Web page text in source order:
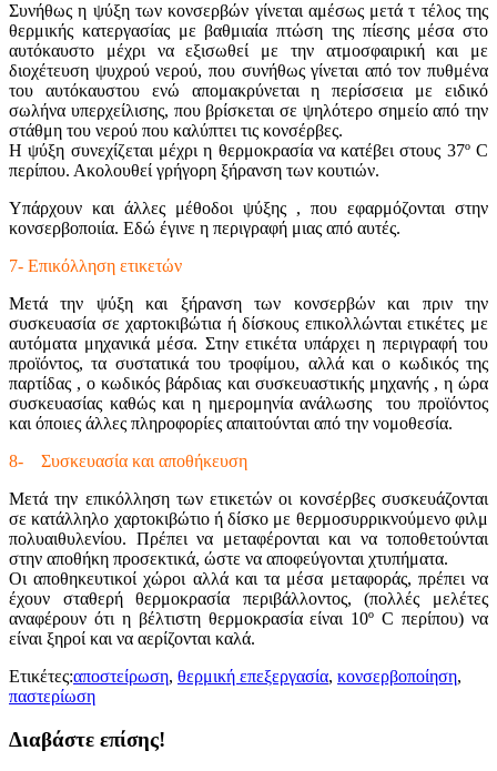
Συνήθως η ψύξη των κονσερβών γίνεται αμέσως μετά τ τέλος της
θερμικής κατεργασίας με βαθμιαία πτώση της πίεσης μέσα στο
αυτόκαυστο μέχρι να εξισωθεί με την ατμοσφαιρική και με
διοχέτευση ψυχρού νερού, που συνήθως γίνεται από τον πυθμένα
του αυτόκαυστου ενώ απομακρύνεται η περίσσεια με ειδικό
σωλήνα υπερχείλισης, που βρίσκεται σε ψηλότερο σημείο από την
στάθμη του νερού που καλύπτει τις κονσέρβες.
Η ψύξη συνεχίζεται μέχρι η θερμοκρασία να κατέβει στους 37º C
περίπου. Ακολουθεί γρήγορη ξήρανση των κουτιών.
Υπάρχουν και άλλες μέθοδοι ψύξης , που εφαρμόζονται στην
κονσερβοποιία. Εδώ έγινε η περιγραφή μιας από αυτές.
7- Επικόλληση ετικετών
Μετά την ψύξη και ξήρανση των κονσερβών και πριν την
συσκευασία σε χαρτοκιβώτια ή δίσκους επικολλώνται ετικέτες με
αυτόματα μηχανικά μέσα. Στην ετικέτα υπάρχει η περιγραφή του
προϊόντος, τα συστατικά του τροφίμου, αλλά και ο κωδικός της
παρτίδας , ο κωδικός βάρδιας και συσκευαστικής μηχανής , η ώρα
συσκευασίας καθώς και η ημερομηνία ανάλωσης του προϊόντος
και όποιες άλλες πληροφορίες απαιτούνται από την νομοθεσία.
8- Συσκευασία και αποθήκευση
Μετά την επικόλληση των ετικετών οι κονσέρβες συσκευάζονται
σε κατάλληλο χαρτοκιβώτιο ή δίσκο με θερμοσυρρικνούμενο φιλμ
πολυαιθυλενίου. Πρέπει να μεταφέρονται και να τοποθετούνται
στην αποθήκη προσεκτικά, ώστε να αποφεύγονται χτυπήματα.
Οι αποθηκευτικοί χώροι αλλά και τα μέσα μεταφοράς, πρέπει να
έχουν σταθερή θερμοκρασία περιβάλλοντος, (πολλές μελέτες
αναφέρουν ότι η βέλτιστη θερμοκρασία είναι 10º C περίπου) να
είναι ξηροί και να αερίζονται καλά.
Ετικέτες:αποστείρωση, θερμική επεξεργασία, κονσερβοποίηση,
παστερίωση
Διαβάστε επίσης!